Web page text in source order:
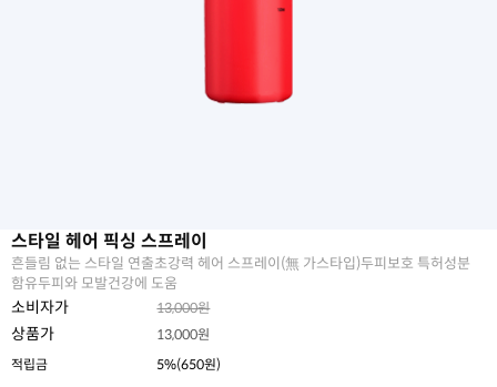
스타일 헤어 픽싱 스프레이
흔들림 없는 스타일 연출초강력 헤어 스프레이(無 가스타입)두피보호 특허성분
함유두피와 모발건강에 도움
소비자가 13,000원
상품가 13,000원
적립금
5%(650원)